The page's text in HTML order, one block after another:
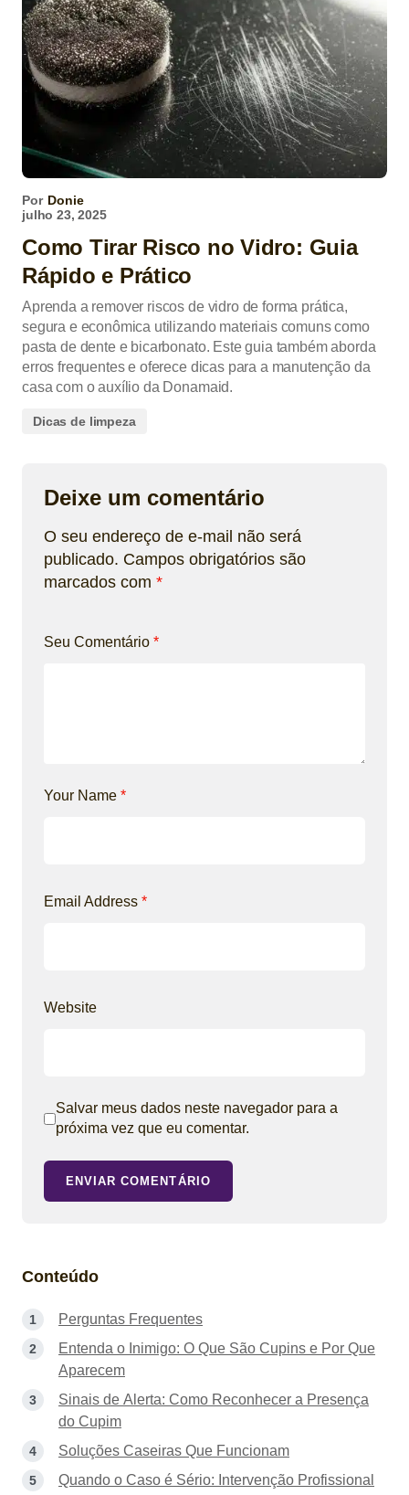
Por Donie
julho 23, 2025
Como Tirar Risco no Vidro: Guia
Rápido e Prático
Aprenda a remover riscos de vidro de forma prática,
segura e econômica utilizando materiais comuns como
pasta de dente e bicarbonato. Este guia também aborda
erros frequentes e oferece dicas para a manutenção da
casa com o auxílio da Donamaid.
Dicas de limpeza
Deixe um comentário
O seu endereço de e-mail não será
publicado. Campos obrigatórios são
marcados com *
Seu Comentário *
Your Name *
Email Address *
Website
Salvar meus dados neste navegador para a
próxima vez que eu comentar.
ENVIAR COMENTÁRIO
Conteúdo
Perguntas Frequentes
Entenda o Inimigo: O Que São Cupins e Por Que
Aparecem
Sinais de Alerta: Como Reconhecer a Presença
do Cupim
Soluções Caseiras Que Funcionam
Quando o Caso é Sério: Intervenção Profissional